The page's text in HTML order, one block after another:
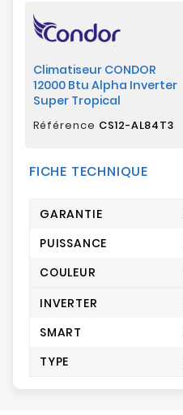
Climatiseur CONDOR
12000 Btu Alpha Inverter
Super Tropical
Référence CS12-AL84T3
FICHE TECHNIQUE
GARANTIE
PUISSANCE
COULEUR
INVERTER
SMART
TYPE